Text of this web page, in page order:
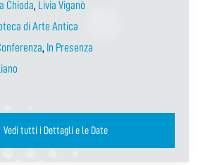
Chioda, Livia Viganò
di Arte Antica
, In Presenza
Vedi tutti i Dettagli e le Date